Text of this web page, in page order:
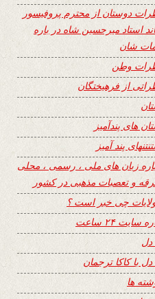
دوستان از محترم پروفیسور
استاد میرحسین شاه در باره
شان
وطن
از فرهیختگان
های پندآمیز
پند آمیز
زبان های ملی ، رسمی ، محلی
و تعصبات مذهبی در کشور
چی خبر است ؟
سایت ۲۴ ساعت
دل
دل با کاکا ترجمان
ها